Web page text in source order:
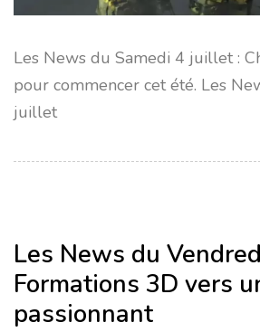
Les News du Samedi 4 juillet :
pour commencer cet été. Les
juillet
Les News du
Formations 3D vers
passionnant